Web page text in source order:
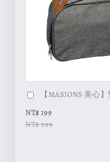
【MASIONS 美心
NT$ 199
NT$ 299